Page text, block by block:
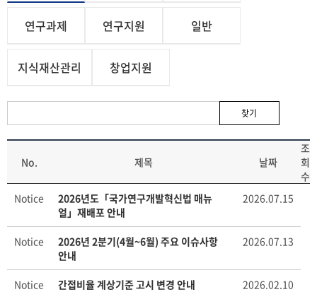
연구과제 연구지원 일반
지식재산관리 창업지원
찾기
No. 제목 날짜
조
회
수
Notice
2026년도「국가연구개발혁신법 매뉴
얼」재배포 안내
2026.07.15
Notice
2026년 2분기(4월~6월) 주요 이슈사항
안내
2026.07.13
Notice 간접비율 계상기준 고시 변경 안내 2026.02.10